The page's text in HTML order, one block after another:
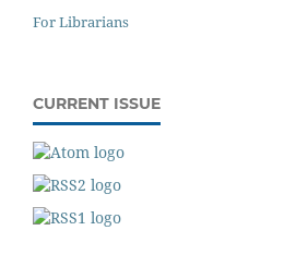
For Librarians
CURRENT ISSUE